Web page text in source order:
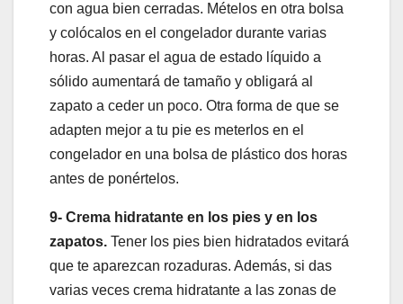
con agua bien cerradas. Mételos en otra bolsa
y colócalos en el congelador durante varias
horas. Al pasar el agua de estado líquido a
sólido aumentará de tamaño y obligará al
zapato a ceder un poco. Otra forma de que se
adapten mejor a tu pie es meterlos en el
congelador en una bolsa de plástico dos horas
antes de ponértelos.
9- Crema hidratante en los pies y en los
zapatos. Tener los pies bien hidratados evitará
que te aparezcan rozaduras. Además, si das
varias veces crema hidratante a las zonas de